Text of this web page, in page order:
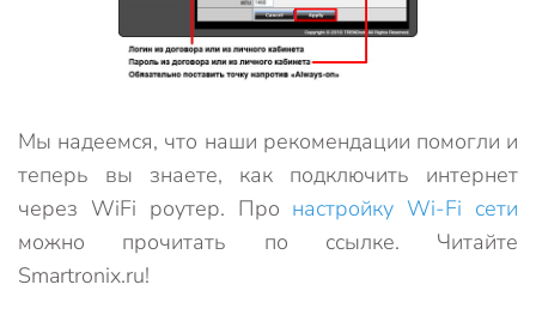
Мы надеемся, что наши рекомендации помогли и
теперь вы знаете, как подключить интернет
через WiFi роутер. Про настройку Wi-Fi сети
можно прочитать по ссылке. Читайте
Smartronix.ru!